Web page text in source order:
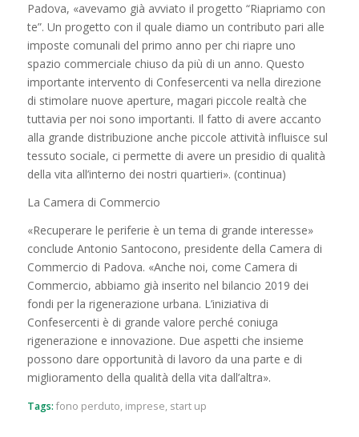
Padova, «avevamo già avviato il progetto “Riapriamo con
te”. Un progetto con il quale diamo un contributo pari alle
imposte comunali del primo anno per chi riapre uno
spazio commerciale chiuso da più di un anno. Questo
importante intervento di Confesercenti va nella direzione
di stimolare nuove aperture, magari piccole realtà che
tuttavia per noi sono importanti. Il fatto di avere accanto
alla grande distribuzione anche piccole attività influisce sul
tessuto sociale, ci permette di avere un presidio di qualità
della vita all’interno dei nostri quartieri». (continua)
La Camera di Commercio
«Recuperare le periferie è un tema di grande interesse»
conclude Antonio Santocono, presidente della Camera di
Commercio di Padova. «Anche noi, come Camera di
Commercio, abbiamo già inserito nel bilancio 2019 dei
fondi per la rigenerazione urbana. L’iniziativa di
Confesercenti è di grande valore perché coniuga
rigenerazione e innovazione. Due aspetti che insieme
possono dare opportunità di lavoro da una parte e di
miglioramento della qualità della vita dall’altra».
Tags: fono perduto, imprese, start up